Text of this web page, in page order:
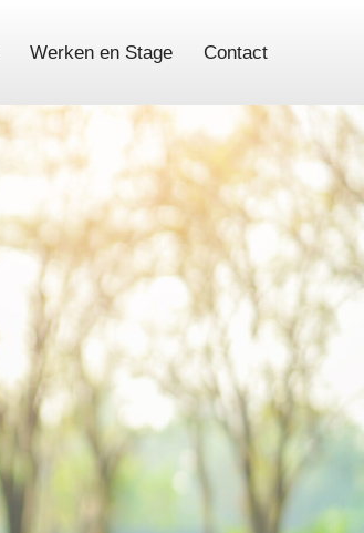
Werken en Stage Contact